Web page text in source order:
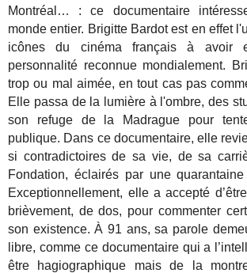
Montréal… : ce documentaire
monde entier. Brigitte Bardot est en effet
icônes du cinéma français à avoir
personnalité reconnue mondialement.
trop ou mal aimée, en tout cas pas
Elle passa de la lumière à l'ombre, des
son refuge de la Madrague pour
publique. Dans ce documentaire, elle
si contradictoires de sa vie, de sa
Fondation, éclairés par une
Exceptionnellement, elle a accepté
brièvement, de dos, pour commenter
son existence. À 91 ans, sa parole
libre, comme ce documentaire qui a
être hagiographique mais de la